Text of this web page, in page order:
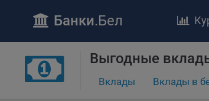
Банки.Бел
Выгодные
Вклады Вклады в